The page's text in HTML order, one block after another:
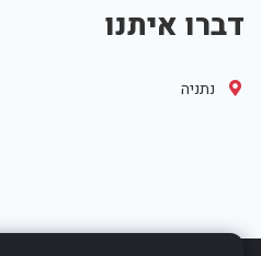
דברו איתנו
נתניה